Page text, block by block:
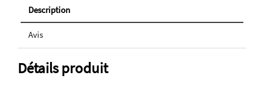
Description
Avis
Détails produit